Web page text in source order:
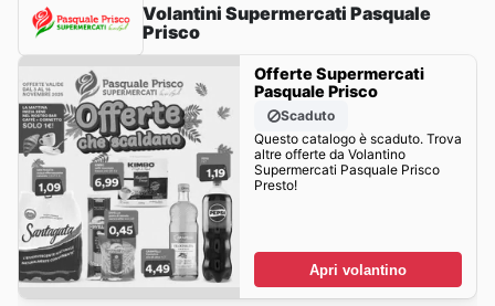
Volantini Supermercati Pasquale
Prisco
Offerte Supermercati
Pasquale Prisco
Scaduto
Questo catalogo è scaduto. Trova
altre offerte da Volantino
Supermercati Pasquale Prisco
Presto!
Apri volantino